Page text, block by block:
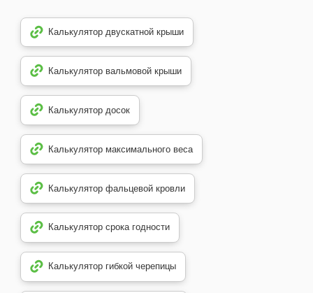
Калькулятор двускатной крыши
Калькулятор вальмовой крыши
Калькулятор досок
Калькулятор максимального веса
Калькулятор фальцевой кровли
Калькулятор срока годности
Калькулятор гибкой черепицы